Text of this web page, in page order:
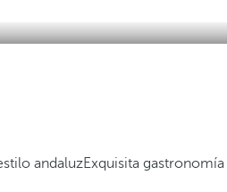
andaluzExquisita